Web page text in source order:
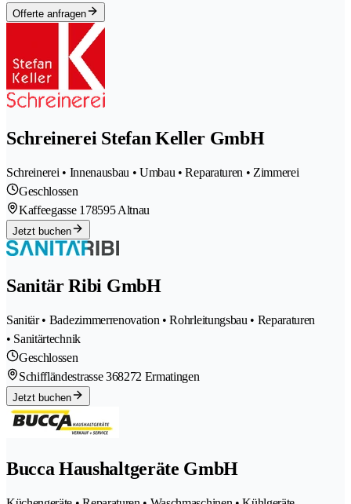
Offerte anfragen
Schreinerei Stefan Keller GmbH
Schreinerei • Innenausbau • Umbau • Reparaturen • Zimmerei
Geschlossen
Kaffeegasse 178595 Altnau
Jetzt buchen
Sanitär Ribi GmbH
Sanitär • Badezimmerrenovation • Rohrleitungsbau • Reparaturen
• Sanitärtechnik
Geschlossen
Schiffländestrasse 368272 Ermatingen
Jetzt buchen
Bucca Haushaltgeräte GmbH